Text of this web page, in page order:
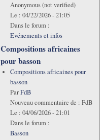
Anonymous (not verified)
Le : 04/22/2026 - 21:05
Dans le forum :
Evénements et infos
Compositions africaines
pour basson
Compositions africaines pour
basson
ParFdB
Nouveau commentaire de : FdB
Le : 04/06/2026 - 21:01
Dans le forum :
Basson